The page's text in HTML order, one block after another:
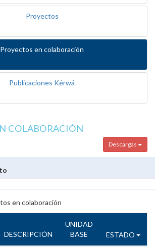
Proyectos
Proyectos en colaboración
Publicaciones Kérwá
COLABORACIÓN
Descargas
en colaboración
DESCRIPCIÓN
UNIDAD
BASE
ESTADO